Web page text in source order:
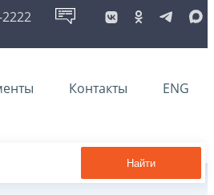
Контакты ENG
Найти